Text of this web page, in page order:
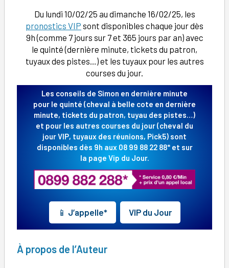
Du lundi 10/02/25 au dimanche 16/02/25, les
pronostics VIP sont disponibles chaque jour dès
9h (comme 7 jours sur 7 et 365 jours par an) avec
le quinté (dernière minute, tickets du patron,
tuyaux des pistes…) et les tuyaux pour les autres
courses du jour.
Les conseils de Simon en dernière minute
pour le quinté (cheval à belle cote en dernière
minute, tickets du patron, tuyau des pistes…)
et pour les autres courses du jour (cheval du
jour VIP, tuyaux des réunions, Pick5) sont
disponibles dès 9h aux 08 99 88 22 88* et sur
la page Vip du Jour.
📱 J’appelle* VIP du Jour
À propos de l’Auteur